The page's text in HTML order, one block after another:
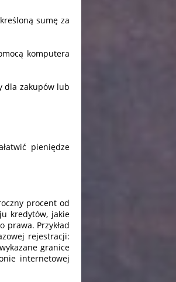
sumę za
komputera
dla zakupów lub
pieniędze
procent od
kredytów, jakie
prawa. Przykład
rejestracji:
granice
internetowej